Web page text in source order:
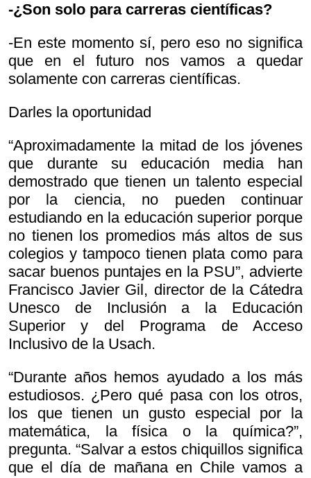
-¿Son solo para carreras científicas?
-En este momento sí, pero eso no significa
que en el futuro nos vamos a quedar
solamente con carreras científicas.
Darles la oportunidad
“Aproximadamente la mitad de los jóvenes
que durante su educación media han
demostrado que tienen un talento especial
por la ciencia, no pueden continuar
estudiando en la educación superior porque
no tienen los promedios más altos de sus
colegios y tampoco tienen plata como para
sacar buenos puntajes en la PSU”, advierte
Francisco Javier Gil, director de la Cátedra
Unesco de Inclusión a la Educación
Superior y del Programa de Acceso
Inclusivo de la Usach.
“Durante años hemos ayudado a los más
estudiosos. ¿Pero qué pasa con los otros,
los que tienen un gusto especial por la
matemática, la física o la química?”,
pregunta. “Salvar a estos chiquillos significa
que el día de mañana en Chile vamos a